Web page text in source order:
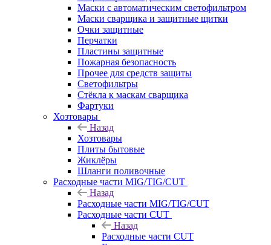
Маски с автоматическим светофильтром
Маски сварщика и защитные щитки
Очки защитные
Перчатки
Пластины защитные
Пожарная безопасность
Прочее для средств защиты
Светофильтры
Стёкла к маскам сварщика
Фартуки
Хозтовары
Назад
Хозтовары
Плиты бытовые
Жиклёры
Шланги поливочные
Расходные части MIG/TIG/CUT
Назад
Расходные части MIG/TIG/CUT
Расходные части CUT
Назад
Расходные части CUT